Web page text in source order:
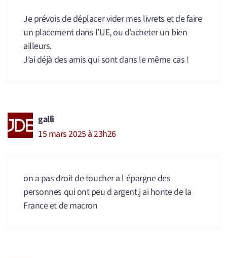
Je prévois de déplacer vider mes livrets et de faire
un placement dans l’UE, ou d’acheter un bien
ailleurs.
J’ai déjà des amis qui sont dans le même cas !
galli
15 mars 2025 à 23h26
on a pas droit de toucher a l épargne des
personnes qui ont peu d argent.j ai honte de la
France et de macron